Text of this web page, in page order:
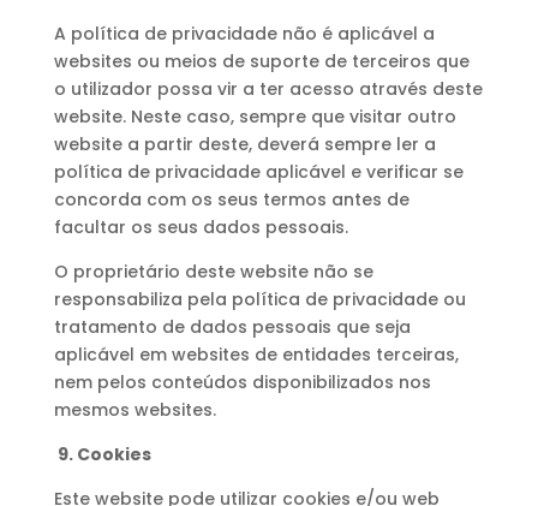
A política de privacidade não é aplicável a
websites ou meios de suporte de terceiros que
o utilizador possa vir a ter acesso através deste
website. Neste caso, sempre que visitar outro
website a partir deste, deverá sempre ler a
política de privacidade aplicável e verificar se
concorda com os seus termos antes de
facultar os seus dados pessoais.
O proprietário deste website não se
responsabiliza pela política de privacidade ou
tratamento de dados pessoais que seja
aplicável em websites de entidades terceiras,
nem pelos conteúdos disponibilizados nos
mesmos websites.
9. Cookies
Este website pode utilizar cookies e/ou web